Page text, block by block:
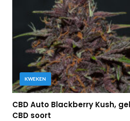
KWEKEN
CBD Auto Blackberry Kush,
CBD soort